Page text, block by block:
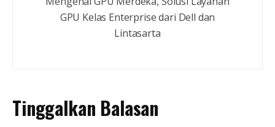
GPU Kelas Enterprise dari Dell dan
Lintasarta
Tinggalkan Balasan